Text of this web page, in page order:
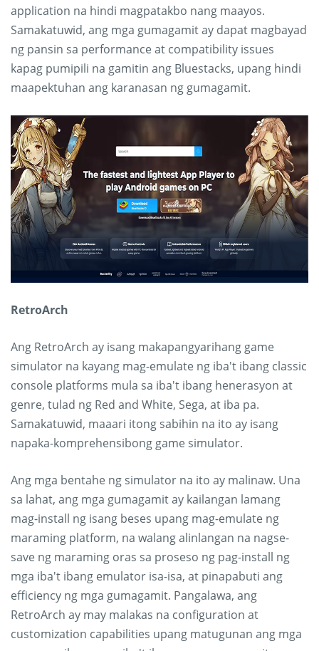
application na hindi magpatakbo nang maayos.
Samakatuwid, ang mga gumagamit ay dapat magbayad
ng pansin sa performance at compatibility issues
kapag pumipili na gamitin ang Bluestacks, upang hindi
maapektuhan ang karanasan ng gumagamit.
RetroArch
Ang RetroArch ay isang makapangyarihang game
simulator na kayang mag-emulate ng iba't ibang classic
console platforms mula sa iba't ibang henerasyon at
genre, tulad ng Red and White, Sega, at iba pa.
Samakatuwid, maaari itong sabihin na ito ay isang
napaka-komprehensibong game simulator.
Ang mga bentahe ng simulator na ito ay malinaw. Una
sa lahat, ang mga gumagamit ay kailangan lamang
mag-install ng isang beses upang mag-emulate ng
maraming platform, na walang alinlangan na nagse-
save ng maraming oras sa proseso ng pag-install ng
mga iba't ibang emulator isa-isa, at pinapabuti ang
efficiency ng mga gumagamit. Pangalawa, ang
RetroArch ay may malakas na configuration at
customization capabilities upang matugunan ang mga